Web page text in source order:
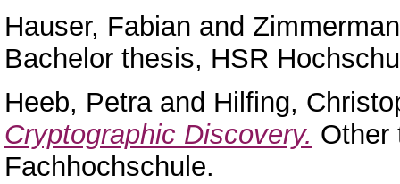
Hauser, Fabian and
Bachelor thesis, HSR
Heeb, Petraand Hilfing,
Cryptographic Discovery. Other
Fachhochschule.